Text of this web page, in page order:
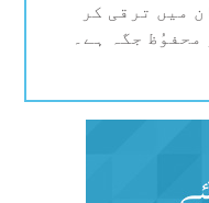
میں ترقی کر
جگہ ہے۔